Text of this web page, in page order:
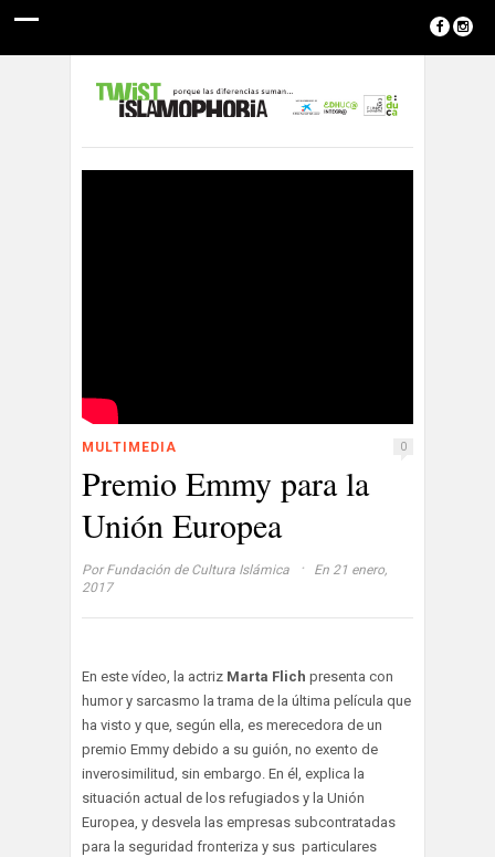
MULTIMEDIA 0
Premio Emmy para la
Unión Europea
Por Fundación de Cultura Islámica ·
En 21 enero,
2017
En este vídeo, la actriz Marta Flich presenta con
humor y sarcasmo la trama de la última película que
ha visto y que, según ella, es merecedora de un
premio Emmy debido a su guión, no exento de
inverosimilitud, sin embargo. En él, explica la
situación actual de los refugiados y la Unión
Europea, y desvela las empresas subcontratadas
para la seguridad fronteriza y sus particulares